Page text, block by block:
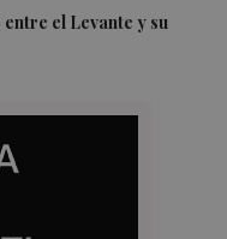
el Levante y su